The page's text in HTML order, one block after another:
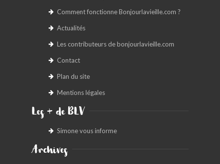
Comment fonctionne Bonjourlavieille.com ?
Actualités
Les contributeurs de bonjourlavieille.com
Contact
Plan du site
Mentions légales
Les + de BLV
Simone vous informe
Archives